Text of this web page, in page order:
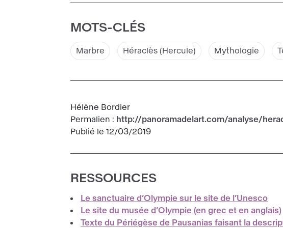
MOTS-CLÉS
Marbre Héraclès (Hercule) Mythologie
Hélène Bordier
Permalien : http://panoramadelart.com/analyse/
Publié le 12/03/2019
RESSOURCES
Le sanctuaire d’Olympie sur le site de l’Unesco
Le site du musée d’Olympie (en grec et en anglais)
Texte du Périégèse de Pausanias faisant la